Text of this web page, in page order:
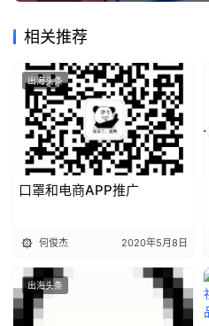
相关推荐
出海头条
口罩和电商APP推广
何俊杰 2020年5月8日
出海头条